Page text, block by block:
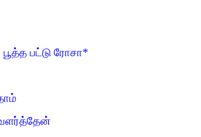
பட்டு ரோசா*